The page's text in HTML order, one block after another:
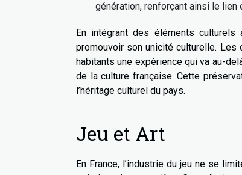
génération, renforçant ainsi le
En intégrant des éléments
promouvoir son unicité culturelle.
habitants une expérience qui va au-
de la culture française. Cette
l’héritage culturel du pays.
Jeu et Art
En France, l’industrie du jeu ne se